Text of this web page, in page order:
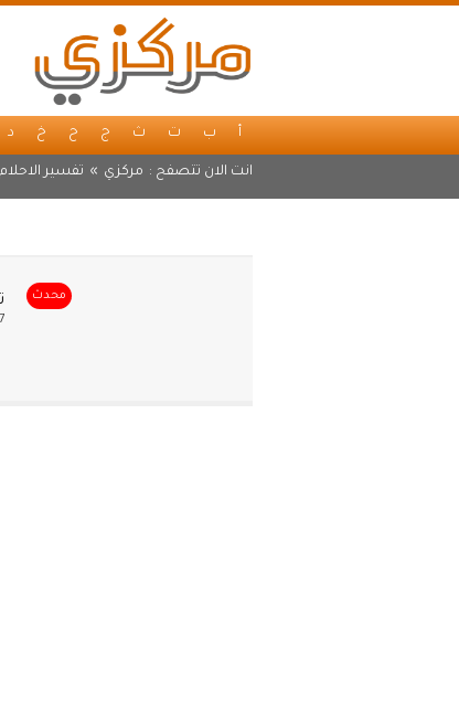
أ ب ت ث ج ح خ د
انت الان تتصفح : مركزي » تفسير الاحلام
محدث